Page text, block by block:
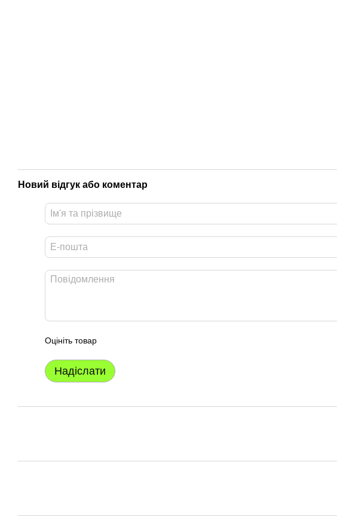
Новий відгук або коментар
Оцініть товар
Надіслати